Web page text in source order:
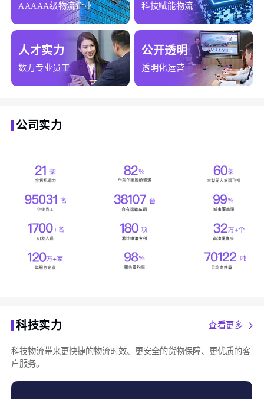
AAAAA级物流企业 科技赋能物流
人才实力
数万专业员工
公开透明
透明化运营
公司实力
科技实力 查看更多
科技物流带来更快捷的物流时效、更安全的货物保障、更优质的客
户服务。